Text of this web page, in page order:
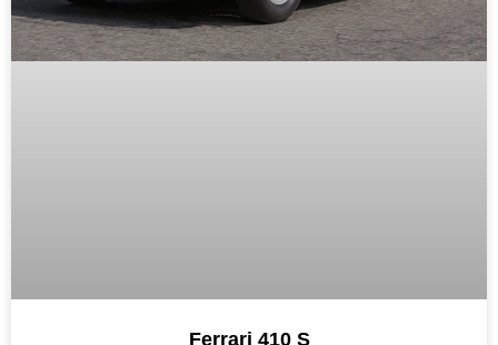
Ferrari 410 S